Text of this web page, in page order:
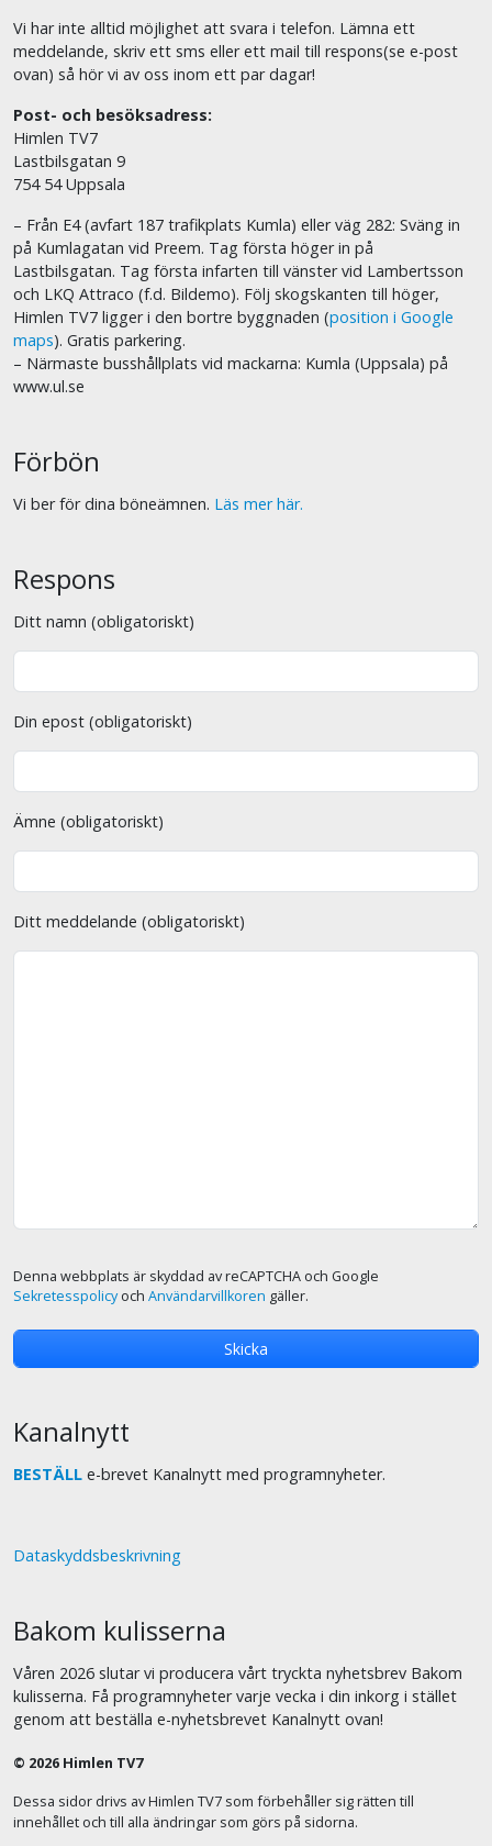
Vi har inte alltid möjlighet att svara i telefon. Lämna ett
meddelande, skriv ett sms eller ett mail till respons(se e-post
ovan) så hör vi av oss inom ett par dagar!
Post- och besöksadress:
Himlen TV7
Lastbilsgatan 9
754 54 Uppsala
– Från E4 (avfart 187 trafikplats Kumla) eller väg 282: Sväng in
på Kumlagatan vid Preem. Tag första höger in på
Lastbilsgatan. Tag första infarten till vänster vid Lambertsson
och LKQ Attraco (f.d. Bildemo). Följ skogskanten till höger,
Himlen TV7 ligger i den bortre byggnaden (position i Google
maps). Gratis parkering.
– Närmaste busshållplats vid mackarna: Kumla (Uppsala) på
www.ul.se
Förbön
Vi ber för dina böneämnen. Läs mer här.
Respons
Ditt namn (obligatoriskt)
Din epost (obligatoriskt)
Ämne (obligatoriskt)
Ditt meddelande (obligatoriskt)
Denna webbplats är skyddad av reCAPTCHA och Google
Sekretesspolicyoch Användarvillkoren gäller.
Kanalnytt
BESTÄLL e-brevet Kanalnytt med programnyheter.
Dataskyddsbeskrivning
Bakom kulisserna
Våren 2026 slutar vi producera vårt tryckta nyhetsbrev Bakom
kulisserna. Få programnyheter varje vecka i din inkorg i stället
genom att beställa e-nyhetsbrevet Kanalnytt ovan!
© 2026 Himlen TV7
Dessa sidor drivs av Himlen TV7 som förbehåller sig rätten till
innehållet och till alla ändringar som görs på sidorna.